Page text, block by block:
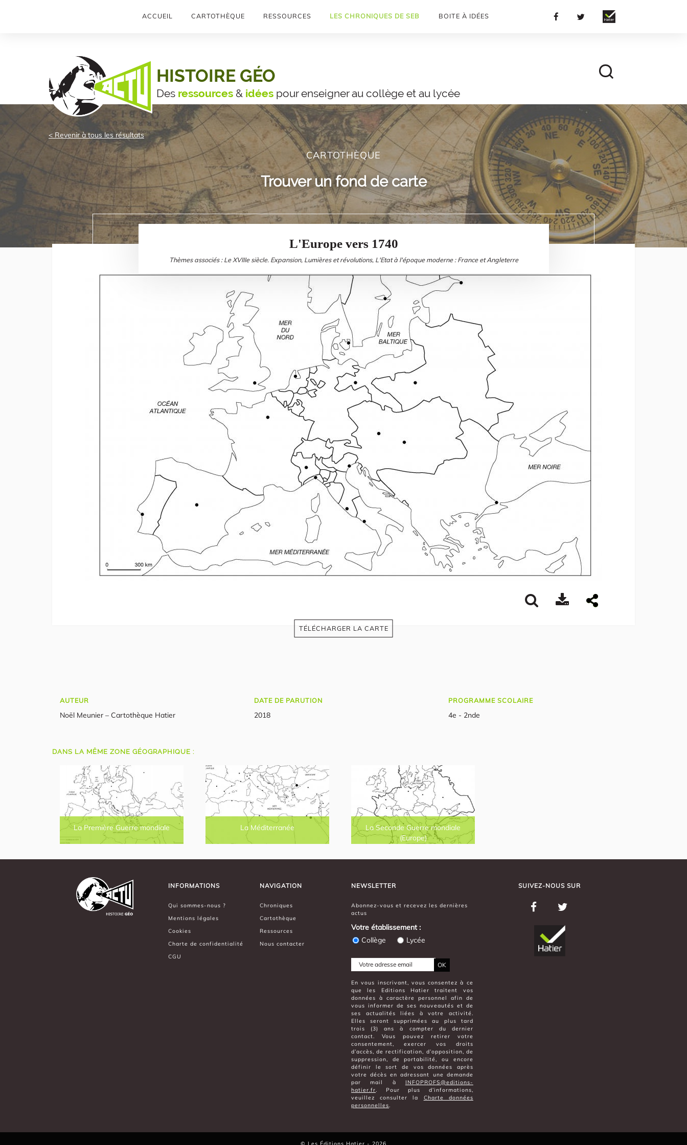
HISTOIRE GÉO
Des ressources & idées pour enseigner au collège et au lycée
ACCUEIL CARTOTHÈQUE RESSOURCES LES CHRONIQUES DE SEB BOITE À IDÉES
< Revenir à tous les résultats
CARTOTHÈQUE
Trouver un fond de carte
L'Europe vers 1740
Thèmes associés : Le XVIIIe siècle. Expansion, Lumières et révolutions, L'Etat à l'époque moderne : France et Angleterre
TÉLÉCHARGER LA CARTE
AUTEUR
Noël Meunier – Cartothèque Hatier
DATE DE PARUTION
2018
PROGRAMME SCOLAIRE
4e - 2nde
DANS LA MÊME ZONE GÉOGRAPHIQUE :
La Première Guerre mondiale La Méditerranée
La Seconde Guerre mondiale
(Europe)
INFORMATIONS
Qui sommes-nous ?
Mentions légales
Cookies
Charte de confidentialité
CGU
NAVIGATION
Chroniques
Cartothèque
Ressources
Nous contacter
NEWSLETTER
Abonnez-vous et recevez les dernières
actus
Votre établissement :
Collège
Lycée
OK
En vous inscrivant, vous consentez à ce
que les Editions Hatier traitent vos
données à caractère personnel afin de
vous informer de ses nouveautés et de
ses actualités liées à votre activité.
Elles seront supprimées au plus tard
trois (3) ans à compter du dernier
contact. Vous pouvez retirer votre
consentement, exercer vos droits
d’accès, de rectification, d’opposition, de
suppression, de portabilité, ou encore
définir le sort de vos données après
votre décès en adressant une demande
par mail à INFOPROFS@editions-
hatier.fr. Pour plus d’informations,
veuillez consulter la Charte données
personnelles.
SUIVEZ-NOUS SUR